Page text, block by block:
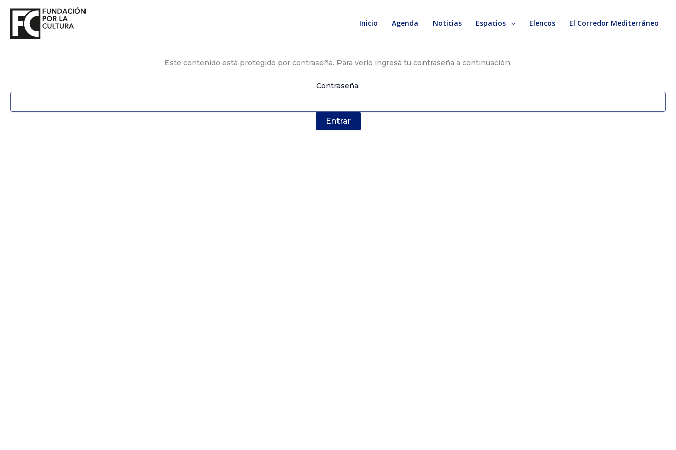
contenido
Inicio Agenda Noticias Espacios Elencos El Corredor Mediterráneo
Este contenido está protegido por contraseña. Para verlo ingresá tu contraseña a continuación:
Contraseña: